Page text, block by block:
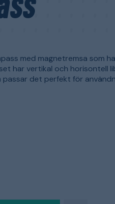
med magnetremsa som
har vertikal och horisontell
passar det perfekt för